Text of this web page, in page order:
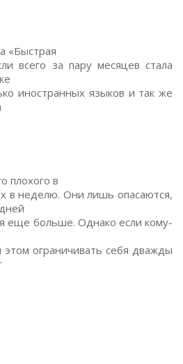
«Быстрая
всего за пару месяцев стала
иностранных языков и так же
плохого в
в неделю. Они лишь опасаются,
еще больше. Однако если кому-
ограничивать себя дважды